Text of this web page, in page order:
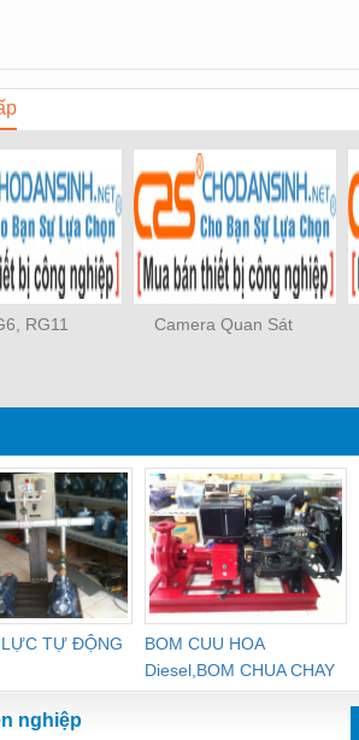
RG11 Camera Quan Sát
TỰ ĐỘNG
BOM CUU HOA
Diesel,BOM CHUA CHAY
nghiệp